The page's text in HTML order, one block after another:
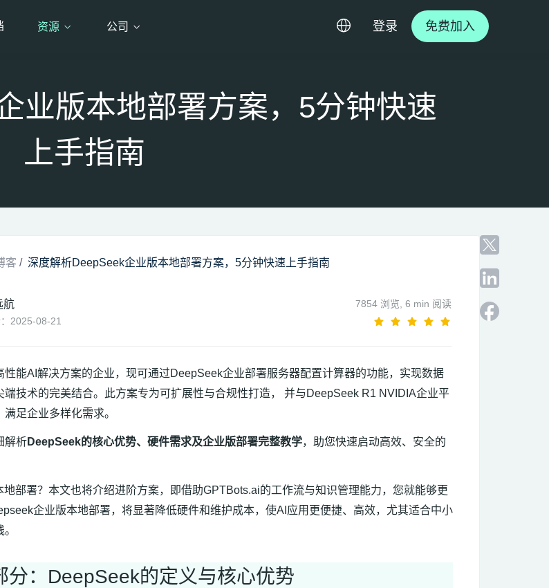
资源 公司 登录 免费加入
业版本地部署方案，5分钟快速
上手指南
客 / 深度解析DeepSeek企业版本地部署方案，5分钟快速上手指南
航
2025-08-21
7854 浏览, 6 min 阅读
性能AI解决方案的企业，现可通过DeepSeek企业部署服务器配置计算器的功能，实现数据
端技术的完美结合。此方案专为可扩展性与合规性打造， 并与DeepSeek R1 NVIDIA企业平
足企业多样化需求。
解析DeepSeek的核心优势、硬件需求及企业版部署完整教学，助您快速启动高效、安全的
地部署？本文也将介绍进阶方案，即借助GPTBots.ai的工作流与知识管理能力，您就能够更
企业版本地部署，将显著降低硬件和维护成本，使AI应用更便捷、高效，尤其适合中小
分：DeepSeek的定义与核心优势